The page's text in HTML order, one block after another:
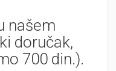
našem
doručak,
700 din.).